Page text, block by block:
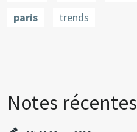
paris
trends
Notes récentes